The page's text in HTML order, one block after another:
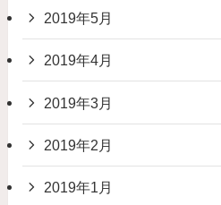
2019年5月
2019年4月
2019年3月
2019年2月
2019年1月